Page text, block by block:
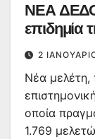
ΝΕΑ
επιδημία
2
Νέα μελέτη,
οποία
1.769